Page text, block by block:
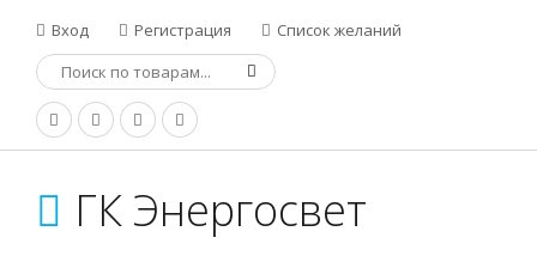
Вход Регистрация Список желаний
ГК Энергосвет